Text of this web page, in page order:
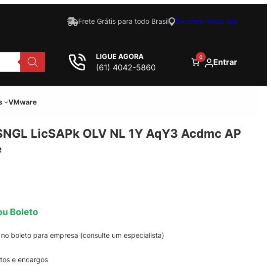
Frete Grátis para todo Brasil Encontre nossa loja
LIGUE AGORA
(61) 4042-5860
0 Entrar
VMware
LicSAPk OLV NL 1Y AqY3 Acdmc AP
Boleto
boleto para empresa (consulte um especialista)
e encargos